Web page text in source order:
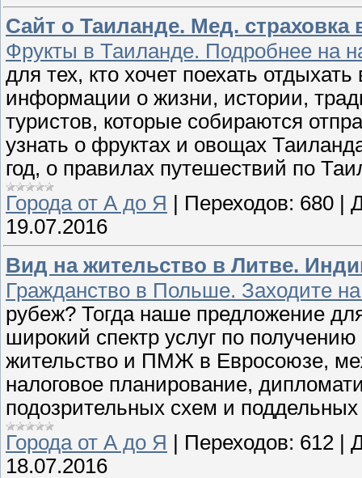
Сайт о Таиланде. Мед. страховка
Фрукты в Таиланде. Подробнее на
для тех, кто хочет поехать
информации о жизни, истории,
туристов, которые собираются
узнать о фруктах и овощах
год, о правилах путешествий по
Города от А до Я
Переходов: 680
19.07.2016
Вид на жительство в Литве.
Гражданство в Польше. Заходите
рубеж? Тогда наше предложение
широкий спектр услуг по
жительство и ПМЖ в Евросоюзе,
налоговое планирование,
подозрительных схем и
Города от А до Я | Переходов: 612 |
18.07.2016